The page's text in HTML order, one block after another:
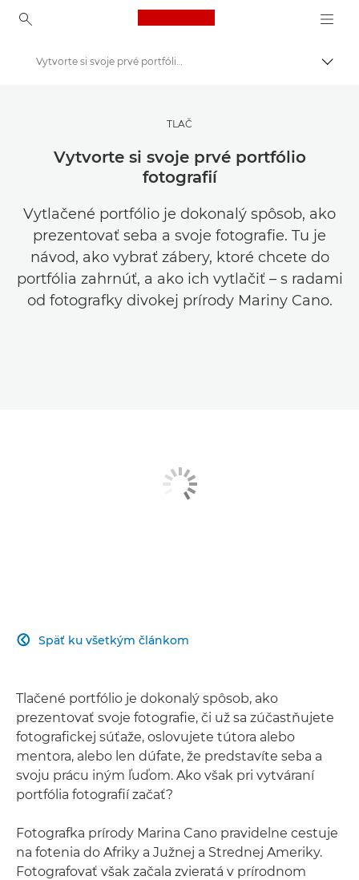
Canon Logo, back to
Uchovávajte svoje fotografie a videá výhodnejšie
Vytvorte si svoje prvé portfólio fotografií
TLAČ
Vytvorte si svoje prvé portfólio
fotografií
Vytlačené portfólio je dokonalý spôsob, ako
prezentovať seba a svoje fotografie. Tu je
návod, ako vybrať zábery, ktoré chcete do
portfólia zahrnúť, a ako ich vytlačiť – s radami
od fotografky divokej prírody Mariny Cano.
Späť ku všetkým článkom

Tlačené portfólio je dokonalý spôsob, ako
prezentovať svoje fotografie, či už sa zúčastňujete
fotografickej súťaže, oslovujete tútora alebo
mentora, alebo len dúfate, že predstavíte seba a
svoju prácu iným ľuďom. Ako však pri vytváraní
portfólia fotografií začať?
Fotografka prírody Marina Cano pravidelne cestuje
na fotenia do Afriky a Južnej a Strednej Ameriky.
Fotografovať však začala zvieratá v prírodnom